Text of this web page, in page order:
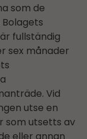
som de
fullständig
sex månader
Vid
utse en
som utsetts av
eller annan